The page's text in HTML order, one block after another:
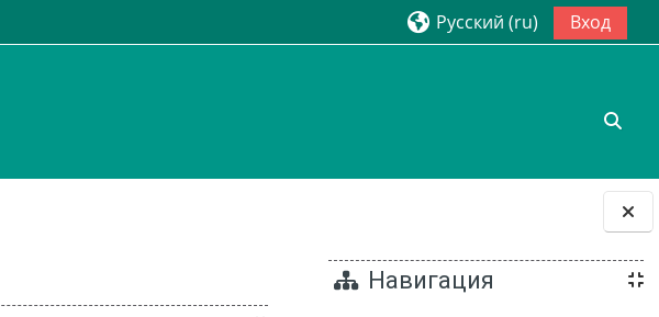
БлокиНавигация
Русский ‎(ru)‎ Вход